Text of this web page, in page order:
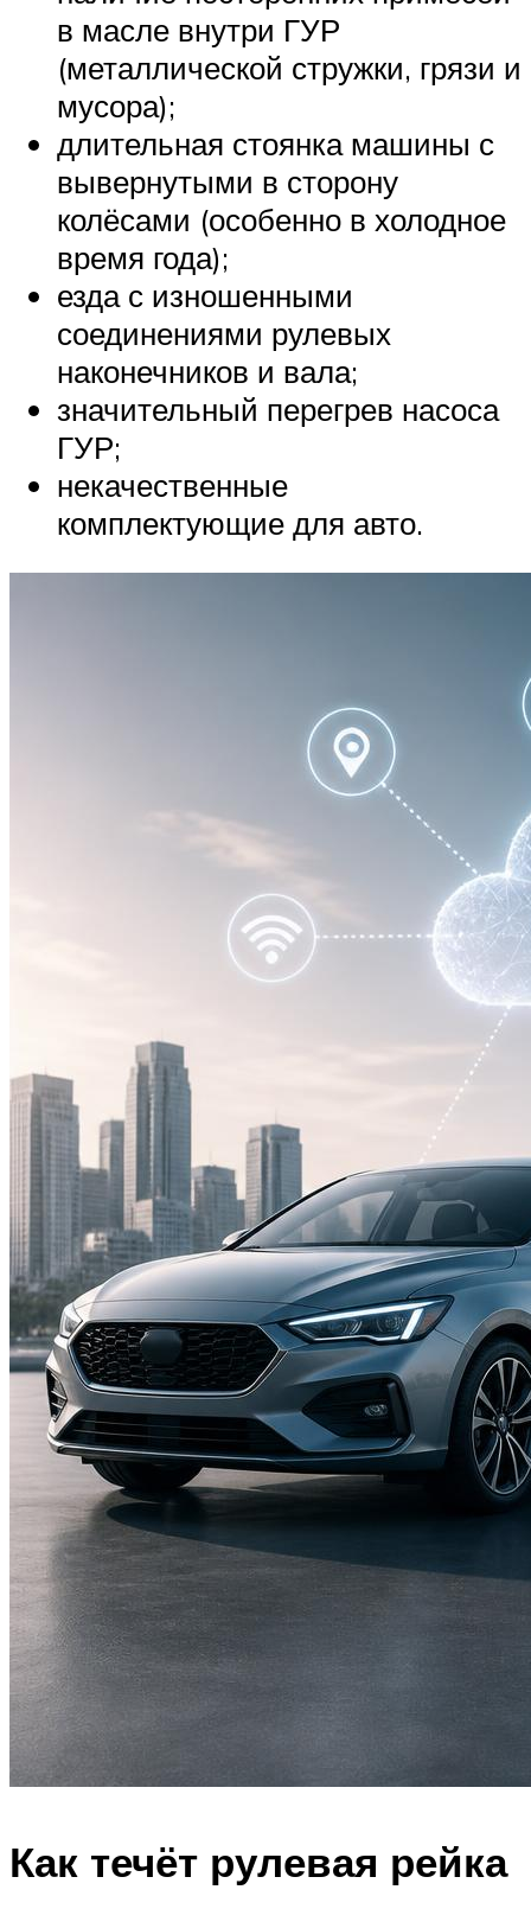
в масле внутри ГУР
(металлической стружки, грязи и
мусора);
длительная стоянка машины с
вывернутыми в сторону
колёсами (особенно в холодное
время года);
езда с изношенными
соединениями рулевых
наконечников и вала;
значительный перегрев насоса
ГУР;
некачественные
комплектующие для авто.
Как течёт рулевая рейка